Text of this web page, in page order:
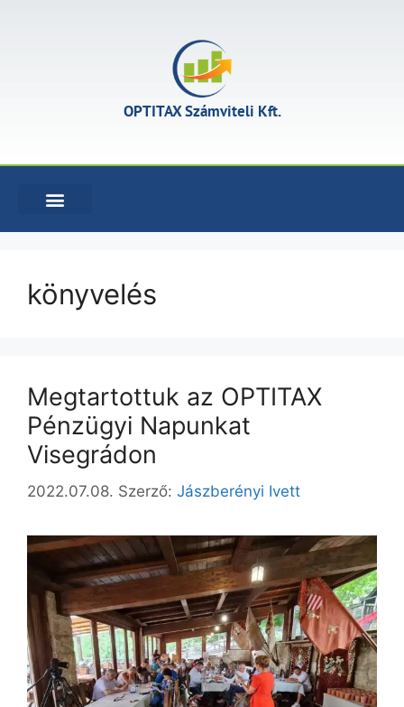
OPTITAX Számviteli Kft.
könyvelés
Megtartottuk az OPTITAX
Pénzügyi Napunkat
Visegrádon
2022.07.08. Szerző: Jászberényi Ivett